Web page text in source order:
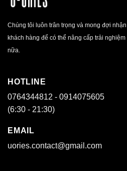
Chúng tôi luôn trân trọng và mong đợi
khách hàng để có thể nâng cấp trải
nữa.
HOTLINE
0764344812 - 0914075605
(6:30 - 21:30)
EMAIL
uories.contact@gmail.com